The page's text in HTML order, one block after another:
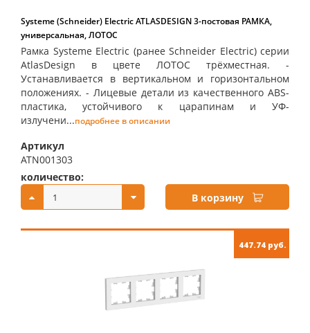
Systeme (Schneider) Electric ATLASDESIGN 3-постовая РАМКА,
универсальная, ЛОТОС
Рамка Systeme Electric (ранее Schneider Electric) серии
AtlasDesign в цвете ЛОТОС трёхместная. -
Устанавливается в вертикальном и горизонтальном
положениях. - Лицевые детали из качественного ABS-
пластика, устойчивого к царапинам и УФ-
излучени...подробнее в описании
Артикул
ATN001303
количество:
В корзину
447.74 руб.